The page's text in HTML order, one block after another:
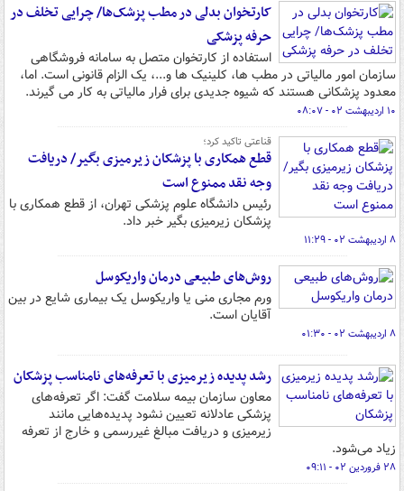
کارتخوان بدلی در مطب پزشک‌ها/ چرایی تخلف در
حرفه پزشکی
استفاده از کارتخوان متصل به سامانه فروشگاهی
سازمان امور مالیاتی در مطب ها، کلینیک ها و...، یک الزام قانونی است. اما،
معدود پزشکانی هستند که شیوه جدیدی برای فرار مالیاتی به کار می گیرند.
۱۰ اردیبهشت ۰۲ - ۰۸:۰۷
قناعتی تاکید کرد؛
قطع همکاری با پزشکان زیرمیزی بگیر/ دریافت
وجه نقد ممنوع است
رئیس دانشگاه علوم پزشکی تهران، از قطع همکاری با
پزشکان زیرمیزی بگیر خبر داد.
۸ اردیبهشت ۰۲ - ۱۱:۲۹
روش‌های طبیعی درمان واریکوسل
ورم مجاری منی یا واریکوسل یک بیماری شایع در بین
آقایان است.
۸ اردیبهشت ۰۲ - ۰۱:۳۰
رشد پدیده زیرمیزی با تعرفه‌های نامناسب پزشکان
معاون سازمان بیمه سلامت گفت: اگر تعرفه‌های
پزشکی عادلانه تعیین نشود پدیده‌هایی مانند
زیرمیزی و دریافت مبالغ غیررسمی و خارج از تعرفه
زیاد می‌شود.
۲۸ فروردین ۰۲ - ۰۹:۱۱